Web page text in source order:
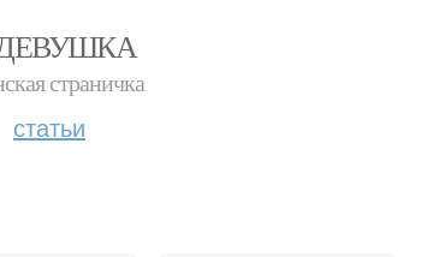
страничка
статьи